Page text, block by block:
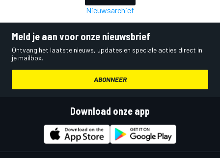
Nieuwsarchief
Meld je aan voor onze nieuwsbrief
Ontvang het laatste nieuws, updates en speciale acties direct in
je mailbox.
ABONNEER
Download onze app